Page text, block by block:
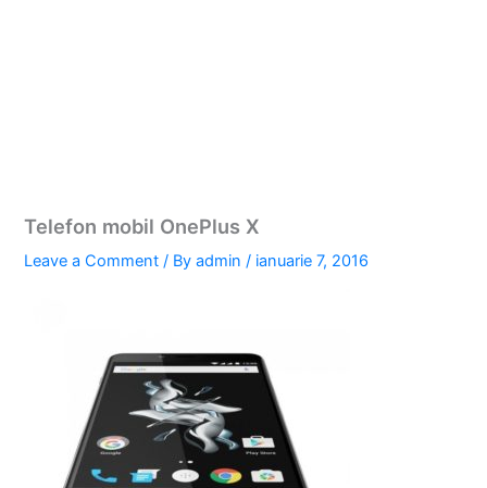
Telefon mobil OnePlus X
Leave a Comment / Byadmin/ ianuarie 7, 2016